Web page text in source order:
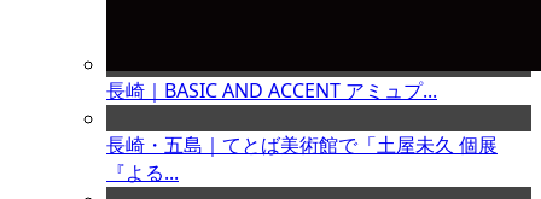
長崎｜BASIC AND ACCENT アミュプ...
長崎・五島｜てとば美術館で「土屋未久 個展
『よる...